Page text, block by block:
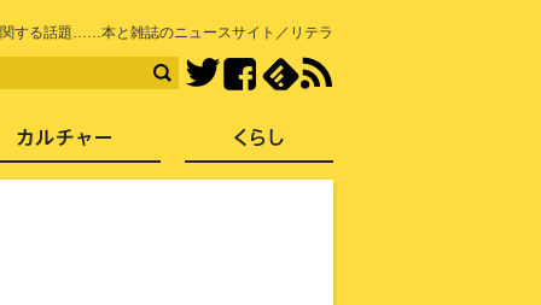
する話題……本と雑誌のニュースサイト／リテラ
TwitterFacebook
社会